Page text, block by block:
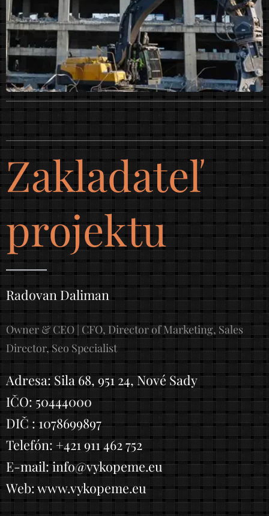
Zakladateľ
projektu
Radovan Daliman
Owner & CEO | CFO, Director of Marketing, Sales
Director, Seo Specialist
Adresa: Sila 68, 951 24, Nové Sady
IČO: 50444000
DIČ : 1078699897
Telefón: +421 911 462 752
E-mail: info@vykopeme.eu
Web: www.vykopeme.eu